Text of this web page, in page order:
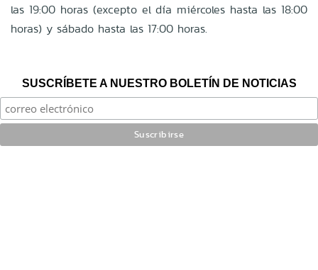
las 19:00 horas (excepto el día miércoles hasta las 18:00
horas) y sábado hasta las 17:00 horas.
SUSCRÍBETE A NUESTRO BOLETÍN DE NOTICIAS